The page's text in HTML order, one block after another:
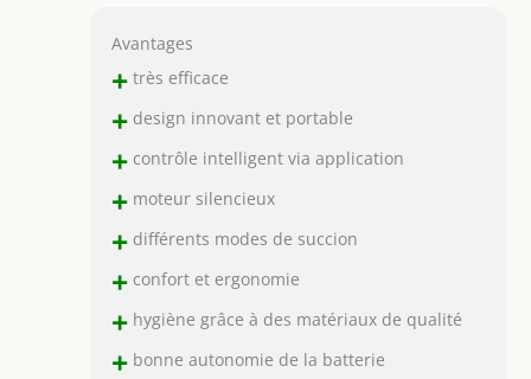
Avantages
+très efficace
+design innovant et portable
+contrôle intelligent via application
+moteur silencieux
+différents modes de succion
+confort et ergonomie
+hygiène grâce à des matériaux de qualité
+bonne autonomie de la batterie